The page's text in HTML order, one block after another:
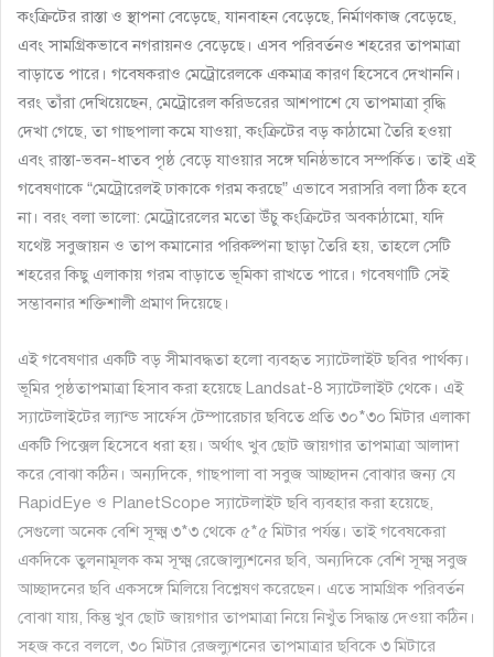
কংক্রিটের রাস্তা ও স্থাপনা বেড়েছে, যানবাহন বেড়েছে, নির্মাণকাজ বেড়েছে,
এবং সামগ্রিকভাবে নগরায়নও বেড়েছে। এসব পরিবর্তনও শহরের তাপমাত্রা
বাড়াতে পারে। গবেষকরাও মেট্রোরেলকে একমাত্র কারণ হিসেবে দেখাননি।
বরং তাঁরা দেখিয়েছেন, মেট্রোরেল করিডরের আশপাশে যে তাপমাত্রা বৃদ্ধি
দেখা গেছে, তা গাছপালা কমে যাওয়া, কংক্রিটের বড় কাঠামো তৈরি হওয়া
এবং রাস্তা-ভবন-ধাতব পৃষ্ঠ বেড়ে যাওয়ার সঙ্গে ঘনিষ্ঠভাবে সম্পর্কিত। তাই এই
গবেষণাকে “মেট্রোরেলই ঢাকাকে গরম করছে” এভাবে সরাসরি বলা ঠিক হবে
না। বরং বলা ভালো: মেট্রোরেলের মতো উঁচু কংক্রিটের অবকাঠামো, যদি
যথেষ্ট সবুজায়ন ও তাপ কমানোর পরিকল্পনা ছাড়া তৈরি হয়, তাহলে সেটি
শহরের কিছু এলাকায় গরম বাড়াতে ভূমিকা রাখতে পারে। গবেষণাটি সেই
সম্ভাবনার শক্তিশালী প্রমাণ দিয়েছে।
এই গবেষণার একটি বড় সীমাবদ্ধতা হলো ব্যবহৃত স্যাটেলাইট ছবির পার্থক্য।
ভূমির পৃষ্ঠতাপমাত্রা হিসাব করা হয়েছে Landsat-8 স্যাটেলাইট থেকে। এই
স্যাটেলাইটের ল্যান্ড সার্ফেস টেম্পারেচার ছবিতে প্রতি ৩০*৩০ মিটার এলাকা
একটি পিক্সেল হিসেবে ধরা হয়। অর্থাৎ খুব ছোট জায়গার তাপমাত্রা আলাদা
করে বোঝা কঠিন। অন্যদিকে, গাছপালা বা সবুজ আচ্ছাদন বোঝার জন্য যে
RapidEye ও PlanetScope স্যাটেলাইট ছবি ব্যবহার করা হয়েছে,
সেগুলো অনেক বেশি সূক্ষ্ম ৩*৩ থেকে ৫*৫ মিটার পর্যন্ত। তাই গবেষকেরা
একদিকে তুলনামূলক কম সূক্ষ্ম রেজোল্যুশনের ছবি, অন্যদিকে বেশি সূক্ষ্ম সবুজ
আচ্ছাদনের ছবি একসঙ্গে মিলিয়ে বিশ্লেষণ করেছেন। এতে সামগ্রিক পরিবর্তন
বোঝা যায়, কিন্তু খুব ছোট জায়গার তাপমাত্রা নিয়ে নিখুঁত সিদ্ধান্ত দেওয়া কঠিন।
সহজ করে বললে, ৩০ মিটার রেজল্যুশনের তাপমাত্রার ছবিকে ৩ মিটারে